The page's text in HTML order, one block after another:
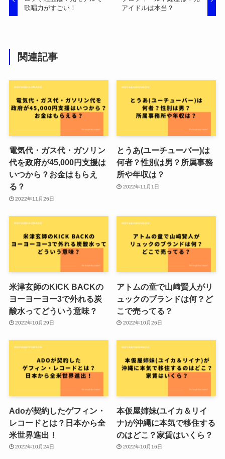
歌唱力がすごい！
アイドルは本当？
関連記事
電気代・ガス代・ガソリン
代を政府が45,000円支援は
いつから？お金はもらえ
る？
2022年11月26日
とうあ(ユーチューバー)は
何者？性別は男？所属事務
所や年収は？
2022年11月1日
米津玄師のKICK BACKの
ヨーヨーヨー3で外れる炭
酸水ってどういう意味？
2022年10月29日
アトムの童で山﨑賢人がリ
ュックのブランドは何？ど
こで売ってる？
2022年10月26日
Adoが契約したゲフィン・
レコードとは？日本から全
米世界進出！
2022年10月24日
本仮屋姉妹(ユイカ＆リイ
ナ)が沖縄に本気で移住する
のはどこ？家賃はいくら？
2022年10月16日